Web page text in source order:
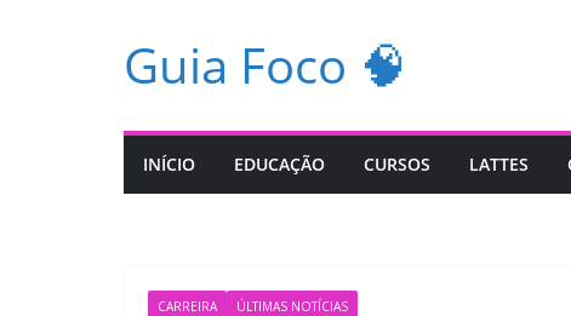
Guia Foco 🧠
INÍCIO EDUCAÇÃO CURSOS LATTES
CARREIRA ÚLTIMAS NOTÍCIAS